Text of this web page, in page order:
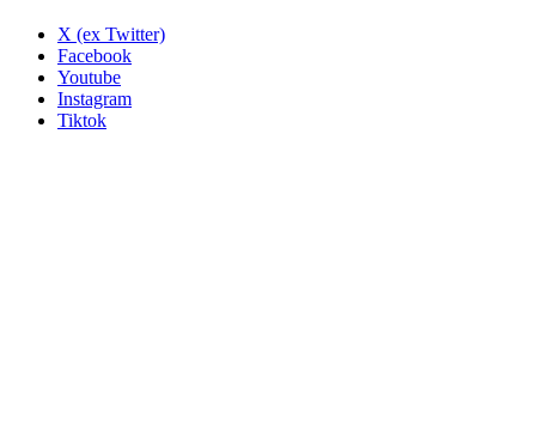
X (ex Twitter)
Facebook
Youtube
Instagram
Tiktok